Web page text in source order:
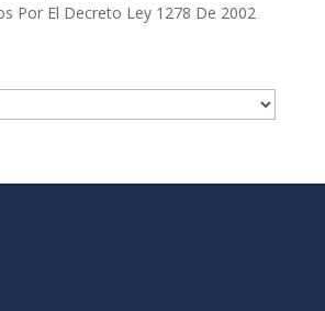
Por El Decreto Ley 1278 De 2002